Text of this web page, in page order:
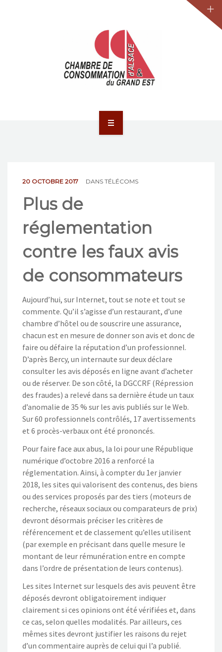
JURIDIQUE
LA CCA-GE
NOS ACTIONS
CONTACT
20 OCTOBRE 2017 DANS TÉLÉCOMS
Plus de
réglementation
contre les faux avis
de consommateurs
Aujourd’hui, sur Internet, tout se note et tout se
commente. Qu’il s’agisse d’un restaurant, d’une
chambre d’hôtel ou de souscrire une assurance,
chacun est en mesure de donner son avis et donc de
faire ou défaire la réputation d’un professionnel.
D’après Bercy, un internaute sur deux déclare
consulter les avis déposés en ligne avant d’acheter
ou de réserver. De son côté, la DGCCRF (Répression
des fraudes) a relevé dans sa dernière étude un taux
d’anomalie de 35 % sur les avis publiés sur le Web.
Sur 60 professionnels contrôlés, 17 avertissements
et 6 procès-verbaux ont été prononcés.
Pour faire face aux abus, la loi pour une République
numérique d’octobre 2016 a renforcé la
réglementation. Ainsi, à compter du 1er janvier
2018, les sites qui valorisent des contenus, des biens
ou des services proposés par des tiers (moteurs de
recherche, réseaux sociaux ou comparateurs de prix)
devront désormais préciser les critères de
référencement et de classement qu’elles utilisent
(par exemple en précisant dans quelle mesure le
montant de leur rémunération entre en compte
dans l’ordre de présentation de leurs contenus).
Les sites Internet sur lesquels des avis peuvent être
déposés devront obligatoirement indiquer
clairement si ces opinions ont été vérifiées et, dans
ce cas, selon quelles modalités. Par ailleurs, ces
mêmes sites devront justifier les raisons du rejet
d’un commentaire auprès de celui qui l’a publié.